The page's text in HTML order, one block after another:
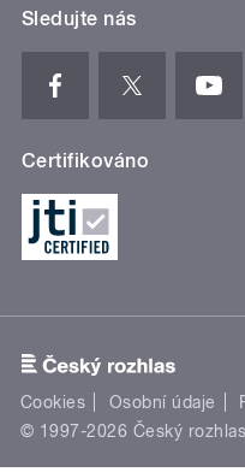
Sledujte nás
Certifikováno
Cookies Osobní údaje
© 1997-2026 Český rozhlas